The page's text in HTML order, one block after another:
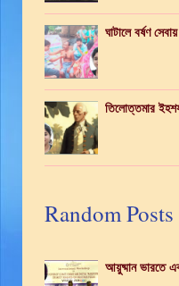
ঘাটালে বর্ষণ
তিলোত্তমার
Random Posts
আয়ুষ্মান ভারতে